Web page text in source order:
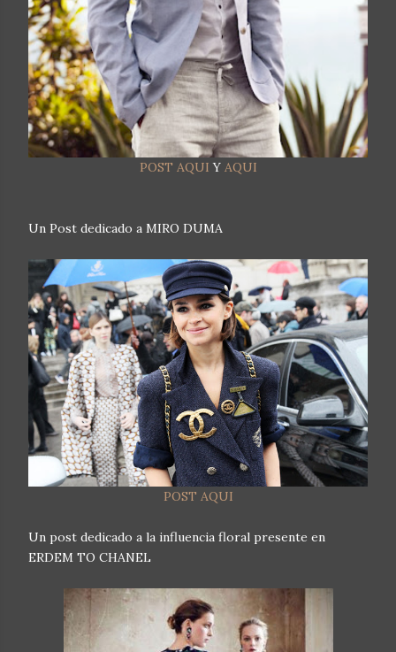
POST AQUI Y AQUI
Un Post dedicado a MIRO DUMA
POST AQUI
Un post dedicado a la influencia floral presente en
ERDEM TO CHANEL